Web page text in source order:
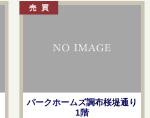
パークホームズ調布桜堤通り
1階